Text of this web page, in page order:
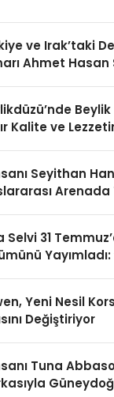
ve Irak’taki
Ahmet
Geçirecek
Kalite ve
Seyithan
Arenada
Selvi 31
Yeni Nesil
Değiştiriyor
Tuna